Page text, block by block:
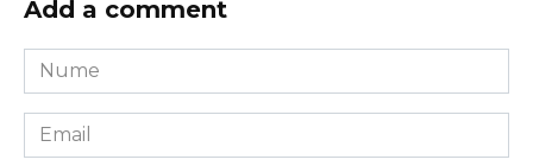
Add a comment
Nume
*
Email
*